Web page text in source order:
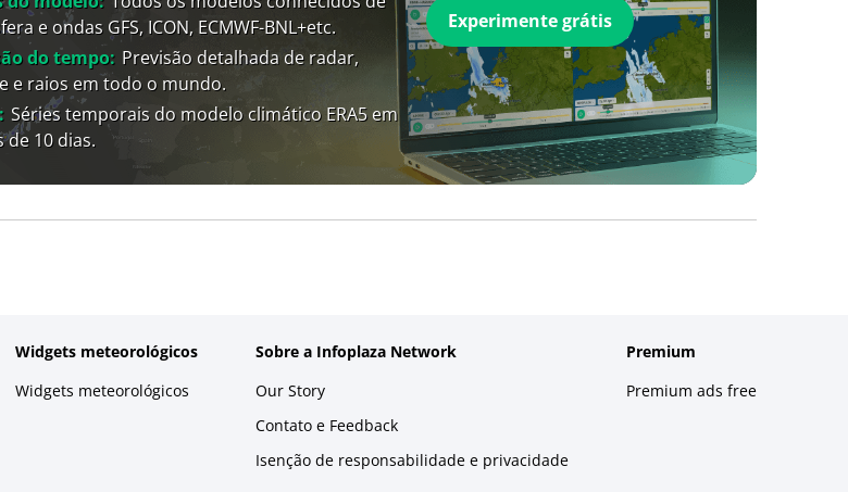
e ondas GFS, ICON, ECMWF-BNL+etc.
do tempo: Previsão detalhada de radar,
e raios em todo o mundo.
Séries temporais do modelo climático ERA5 em
de 10 dias.
Experimente grátis
Widgets meteorológicos
Widgets meteorológicos
Sobre a Infoplaza Network
Our Story
Contato e Feedback
Isenção de responsabilidade e privacidade
Premium
Premium ads free